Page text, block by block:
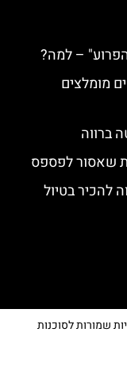
– למה?
מומלצים
ברווה
להכיר בטיול
שמורות לסוכנות